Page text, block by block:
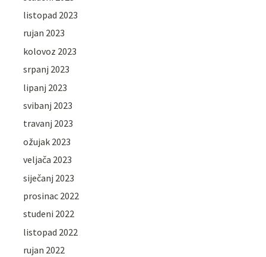
listopad 2023
rujan 2023
kolovoz 2023
srpanj 2023
lipanj 2023
svibanj 2023
travanj 2023
ožujak 2023
veljača 2023
siječanj 2023
prosinac 2022
studeni 2022
listopad 2022
rujan 2022